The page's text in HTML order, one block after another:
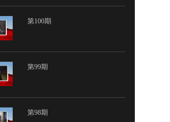
第100期
第99期
第98期